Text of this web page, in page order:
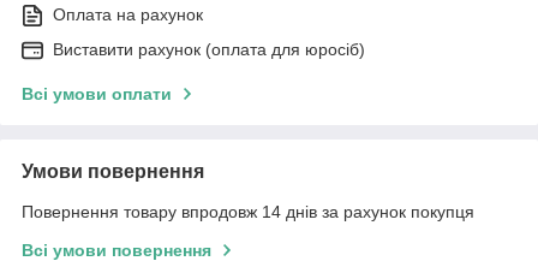
Оплата на рахунок
Виставити рахунок (оплата для юросіб)
Всі умови оплати
Умови повернення
Повернення товару впродовж 14 днів за рахунок покупця
Всі умови повернення